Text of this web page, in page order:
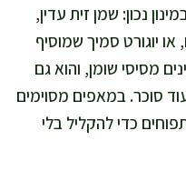
נכון: שמן זית עדין,
יוגורט סמיך שמוסיף
מסיסי שומן, והוא גם
סוכר. במאפים מסוימים
כדי להקליל בלי